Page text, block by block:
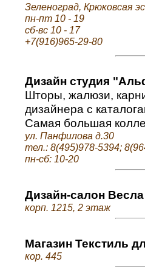
Зеленоград, Крюковсая
пн-пт 10 - 19
сб-вс 10 - 17
+7(916)965-29-80
Дизайн студия
Шторы, жалюзи,
дизайнера с
Самая большая
ул. Панфилова д.30
тел.: 8(495)978-5394;
пн-сб: 10-20
Дизайн-салон Весла
корп. 1215, 2 этаж
Магазин Текстиль
кор. 445